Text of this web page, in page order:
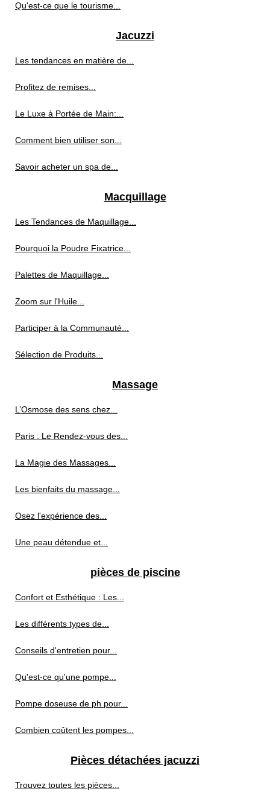
Qu'est-ce que le tourisme...
Jacuzzi
Les tendances en matière de...
Profitez de remises...
Le Luxe à Portée de Main:...
Comment bien utiliser son...
Savoir acheter un spa de...
Macquillage
Les Tendances de Maquillage...
Pourquoi la Poudre Fixatrice...
Palettes de Maquillage...
Zoom sur l'Huile...
Participer à la Communauté...
Sélection de Produits...
Massage
L’Osmose des sens chez...
Paris : Le Rendez-vous des...
La Magie des Massages...
Les bienfaits du massage...
Osez l'expérience des...
Une peau détendue et...
pièces de piscine
Confort et Esthétique : Les...
Les différents types de...
Conseils d'entretien pour...
Qu'est-ce qu'une pompe...
Pompe doseuse de ph pour...
Combien coûtent les pompes...
Pièces détachées jacuzzi
Trouvez toutes les pièces...